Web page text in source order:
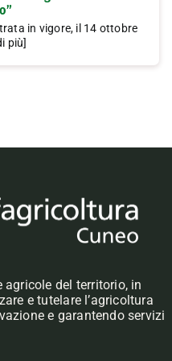
in vigore, il 14 ottobre
più]
del territorio, in
e tutelare l’agricoltura
e garantendo servizi